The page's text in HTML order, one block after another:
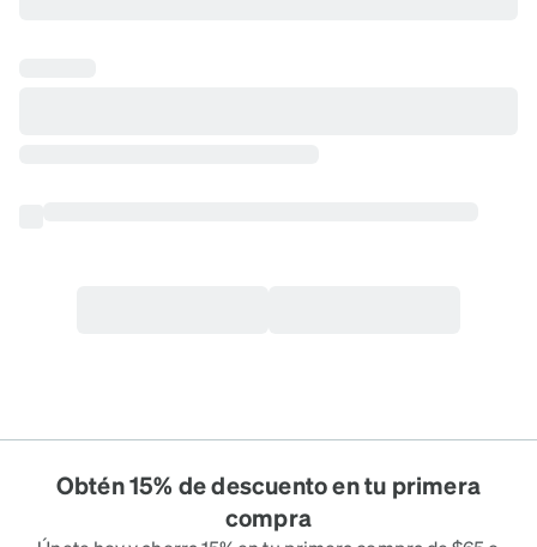
Obtén 15% de descuento en tu primera
compra